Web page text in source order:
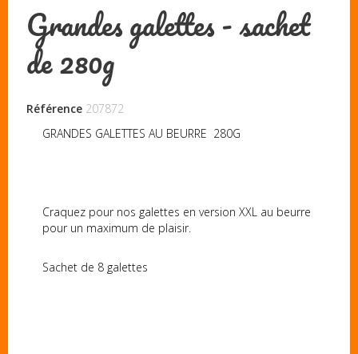
Grandes galettes - sachet
de 280g
Référence 207872
GRANDES GALETTES AU BEURRE 280G
Craquez pour nos galettes en version XXL au beurre
pour un maximum de plaisir.
Sachet de 8 galettes